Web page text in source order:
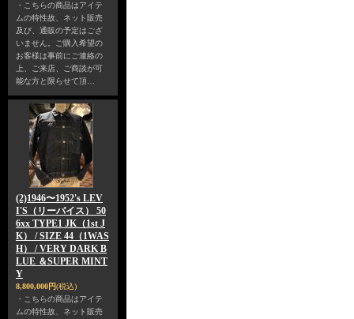
・こちらの商品はアイテ
ムの特性故、ネット販売
及び、通販の予定はござ
いません。ご購入希望の
お客様は事前にご連絡の
上、ご来店、ご商談が可
能な方と限らせて頂…
(2)1946〜1952's LEV
I'S（リーバイス） 50
6xx TYPE1 JK（1st J
K） / SIZE 44（1WAS
H） / VERY DARK B
LUE ＆SUPER MINT
Y
8,800,000円(税込)
・こちらの商品はアイテ
ムの特性故、ネット販売